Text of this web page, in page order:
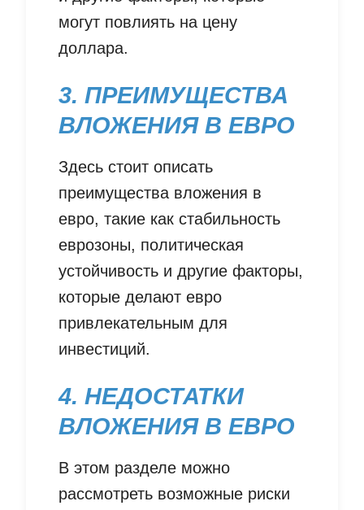
могут повлиять на цену
доллара.
3. ПРЕИМУЩЕСТВА
ВЛОЖЕНИЯ В ЕВРО
Здесь стоит описать
преимущества вложения в
евро, такие как стабильность
еврозоны, политическая
устойчивость и другие факторы,
которые делают евро
привлекательным для
инвестиций.
4. НЕДОСТАТКИ
ВЛОЖЕНИЯ В ЕВРО
В этом разделе можно
рассмотреть возможные риски